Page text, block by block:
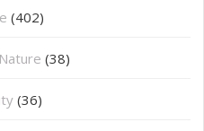
(402)
(38)
(36)